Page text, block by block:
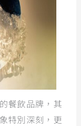
餐飲品牌，其
特別深刻，更